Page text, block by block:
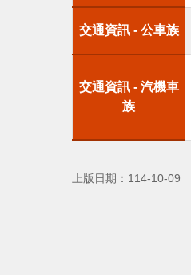
交通資訊 - 公車族
交通資訊 - 汽機車
族
上版日期：114-10-09